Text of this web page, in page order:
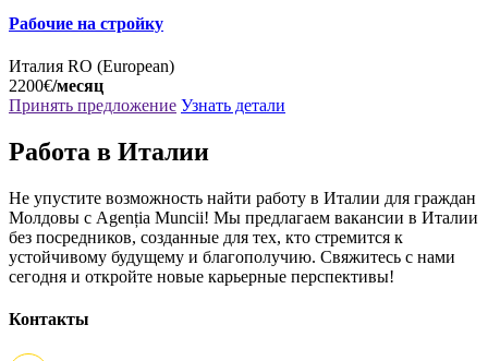
Рабочие на стройку
Италия RO (European)
2200€/месяц
Принять предложение Узнать детали
Работа в Италии
Не упустите возможность найти работу в Италии для граждан
Молдовы с Agenția Muncii! Мы предлагаем вакансии в Италии
без посредников, созданные для тех, кто стремится к
устойчивому будущему и благополучию. Свяжитесь с нами
сегодня и откройте новые карьерные перспективы!
Контакты